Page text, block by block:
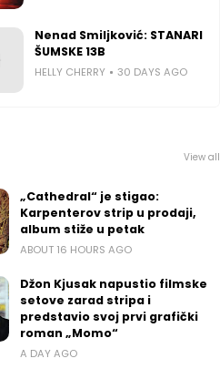
Nenad Smiljković: STANARI
ŠUMSKE 13B
HELLY CHERRY 30 DAYS AGO
View all
„Cathedral“ je stigao:
Karpenterov strip u prodaji,
album stiže u petak
ABOUT 16 HOURS AGO
Džon Kjusak napustio filmske
setove zarad stripa i
predstavio svoj prvi grafički
roman „Momo“
A DAY AGO